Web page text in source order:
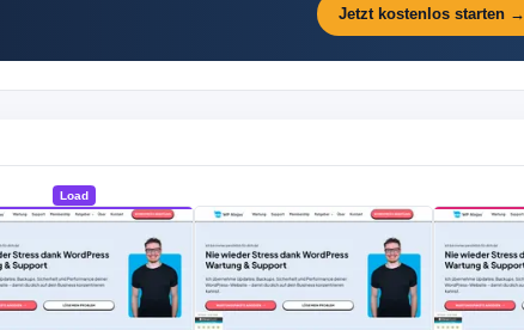
Jetzt kostenlos starten →
Load